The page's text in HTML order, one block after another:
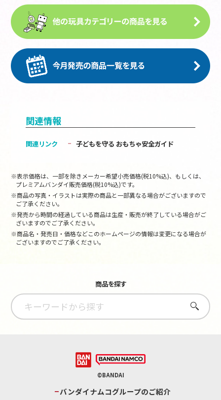
関連情報
関連リンク 子どもを守る おもちゃ安全ガイド
※表示価格は、一部を除きメーカー希望小売価格(税10%込)、もしくは、
プレミアムバンダイ販売価格(税10%込)です。
※商品の写真・イラストは実際の商品と一部異なる場合がございますので
ご了承ください。
※発売から時間の経過している商品は生産・販売が終了している場合がご
ざいますのでご了承ください。
※商品名・発売日・価格などこのホームページの情報は変更になる場合が
ございますのでご了承ください。
商品を探す
さがす
©BANDAI
バンダイナムコグループのご紹介